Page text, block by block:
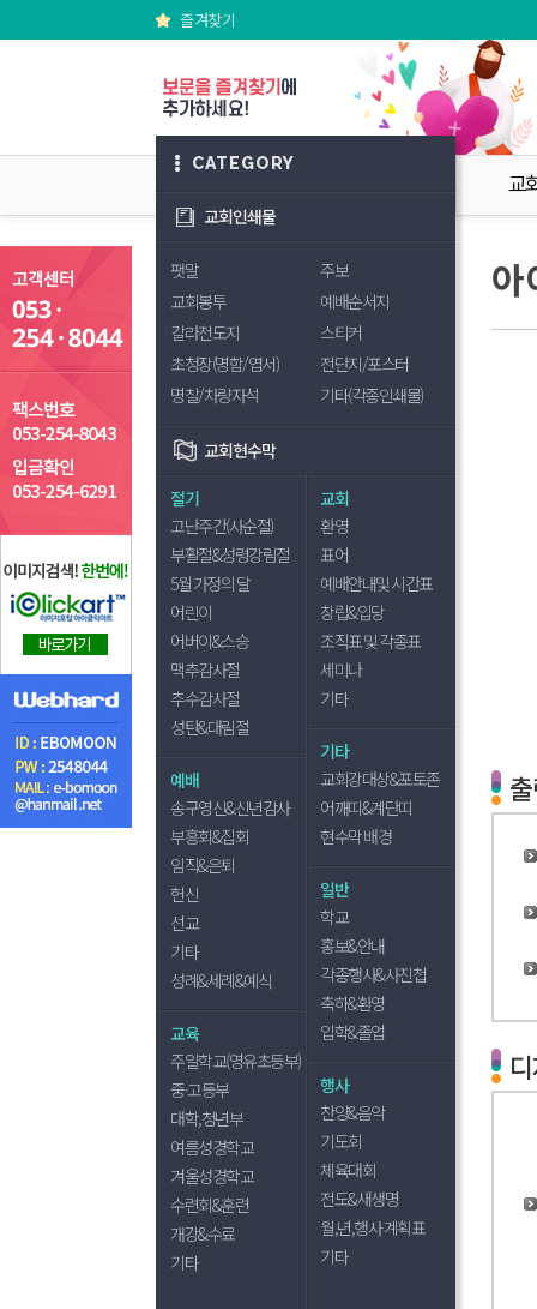
즐겨찾기
교
CATEGORY
교회인쇄물
팻말
주보
교회봉투
예배순서지
칼라전도지
스티커
초청장(명함/엽서)
전단지/포스터
명찰/차량자석
기타(각종인쇄물)
교회현수막
절기
고난주간(사순절)
부활절&성령강림절
5월 가정의 달
어린이
어버이&스승
맥추감사절
추수감사절
성탄&대림절
예배
송구영신&신년감사
부흥회&집회
임직&은퇴
헌신
선교
기타
성례&세례&예식
교육
주일학교(영유초등부)
중·고등부
대학,청년부
여름성경학교
겨울성경학교
수련회&훈련
개강&수료
기타
교회
환영
표어
예배안내및 시간표
창립&입당
조직표 및 각종표
세미나
기타
기타
교회강대상&포토존
어깨띠&계단띠
현수막 배경
일반
학교
홍보&안내
각종행사&사진첩
축하&환영
입학&졸업
행사
찬양&음악
기도회
체육대회
전도&새생명
월,년,행사 계획표
기타
아